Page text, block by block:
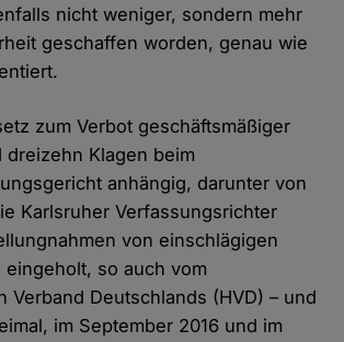
nicht weniger, sondern mehr
geschaffen worden, genau wie
zum Verbot geschäftsmäßiger
Klagen beim
anhängig, darunter von
Karlsruher Verfassungsrichter
von einschlägigen
eingeholt, so auch vom
Verband Deutschlands (HVD) – und
im September 2016 und im